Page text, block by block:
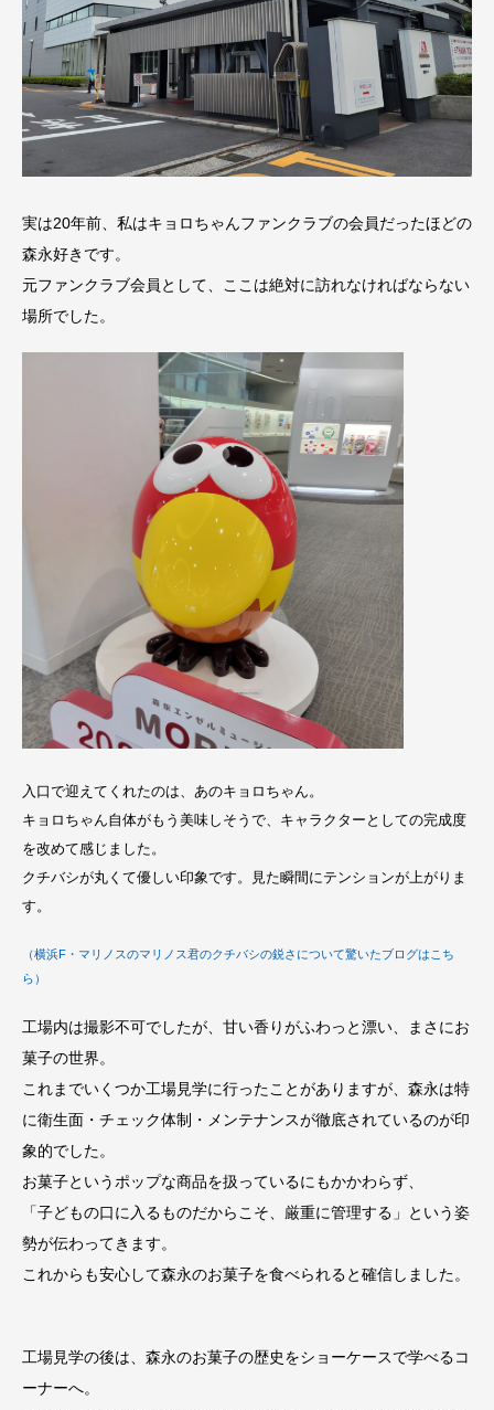
実は20年前、私はキョロちゃんファンクラブの会員だったほどの
森永好きです。
元ファンクラブ会員として、ここは絶対に訪れなければならない
場所でした。
入口で迎えてくれたのは、あのキョロちゃん。
キョロちゃん自体がもう美味しそうで、キャラクターとしての完成度
を改めて感じました。
クチバシが丸くて優しい印象です。見た瞬間にテンションが上がりま
す。
（横浜F・マリノスのマリノス君のクチバシの鋭さについて驚いたブログはこち
ら）
工場内は撮影不可でしたが、甘い香りがふわっと漂い、まさにお
菓子の世界。
これまでいくつか工場見学に行ったことがありますが、森永は特
に衛生面・チェック体制・メンテナンスが徹底されているのが印
象的でした。
お菓子というポップな商品を扱っているにもかかわらず、
「子どもの口に入るものだからこそ、厳重に管理する」という姿
勢が伝わってきます。
これからも安心して森永のお菓子を食べられると確信しました。
工場見学の後は、森永のお菓子の歴史をショーケースで学べるコ
ーナーへ。